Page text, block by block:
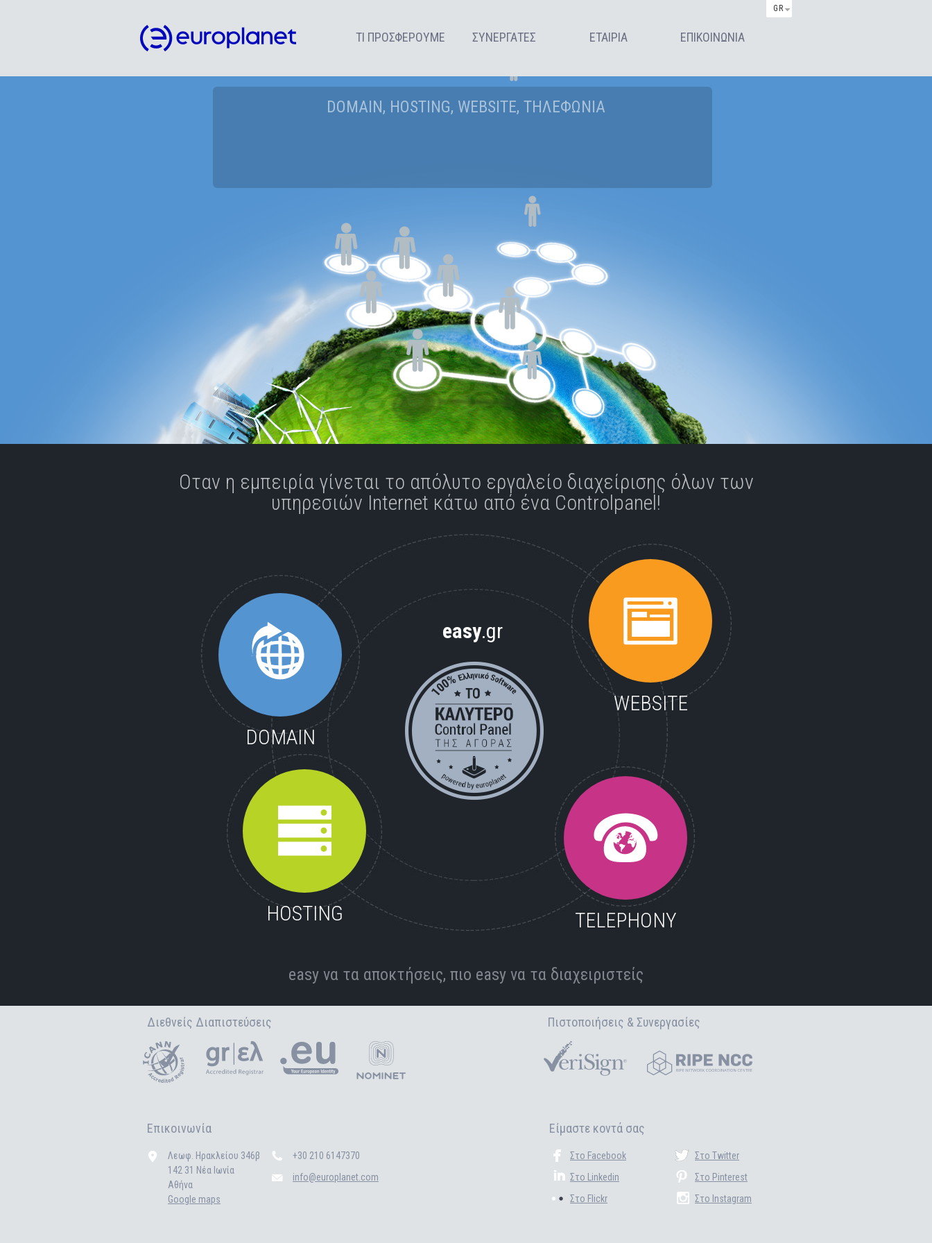
DOMAIN, HOSTING, WEBSITE, ΤΗΛΕΦΩΝΙΑ
Οταν η εμπειρία γίνεται το απόλυτο εργαλείο διαχείρισης όλων των
υπηρεσιών Internet κάτω από ένα Controlpanel!
DOMAIN
HOSTING
WEBSITE
TELEPHONY
easy.gr
easy να τα αποκτήσεις, πιο easy να τα διαχειριστείς
Διεθνείς Διαπιστεύσεις Πιστοποιήσεις & Συνεργασίες
Επικοινωνία
Λεωφ. Ηρακλείου 346β
142 31 Νέα Ιωνία
Αθήνα
Google maps
+30 210 6147370
info@europlanet.com
Είμαστε κοντά σας
Στο Facebook
Στο Twitter
Στο Linkedin
Στο Pinterest
Στο Flickr
Στο Instagram
ΤΙ ΠΡΟΣΦΕΡΟΥΜΕ ΣΥΝΕΡΓΑΤΕΣ ΕΤΑΙΡΙΑ ΕΠΙΚΟΙΝΩΝΙΑ
GR